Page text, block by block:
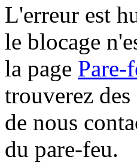
L'erreur est
le blocage
la page Pare-
trouverez
de nous
du pare-feu.